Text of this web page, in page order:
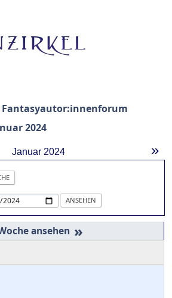
Fantasyautor:innenforum
2024
»
Januar 2024
»